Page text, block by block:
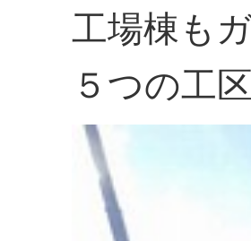
工場棟も
５つの工